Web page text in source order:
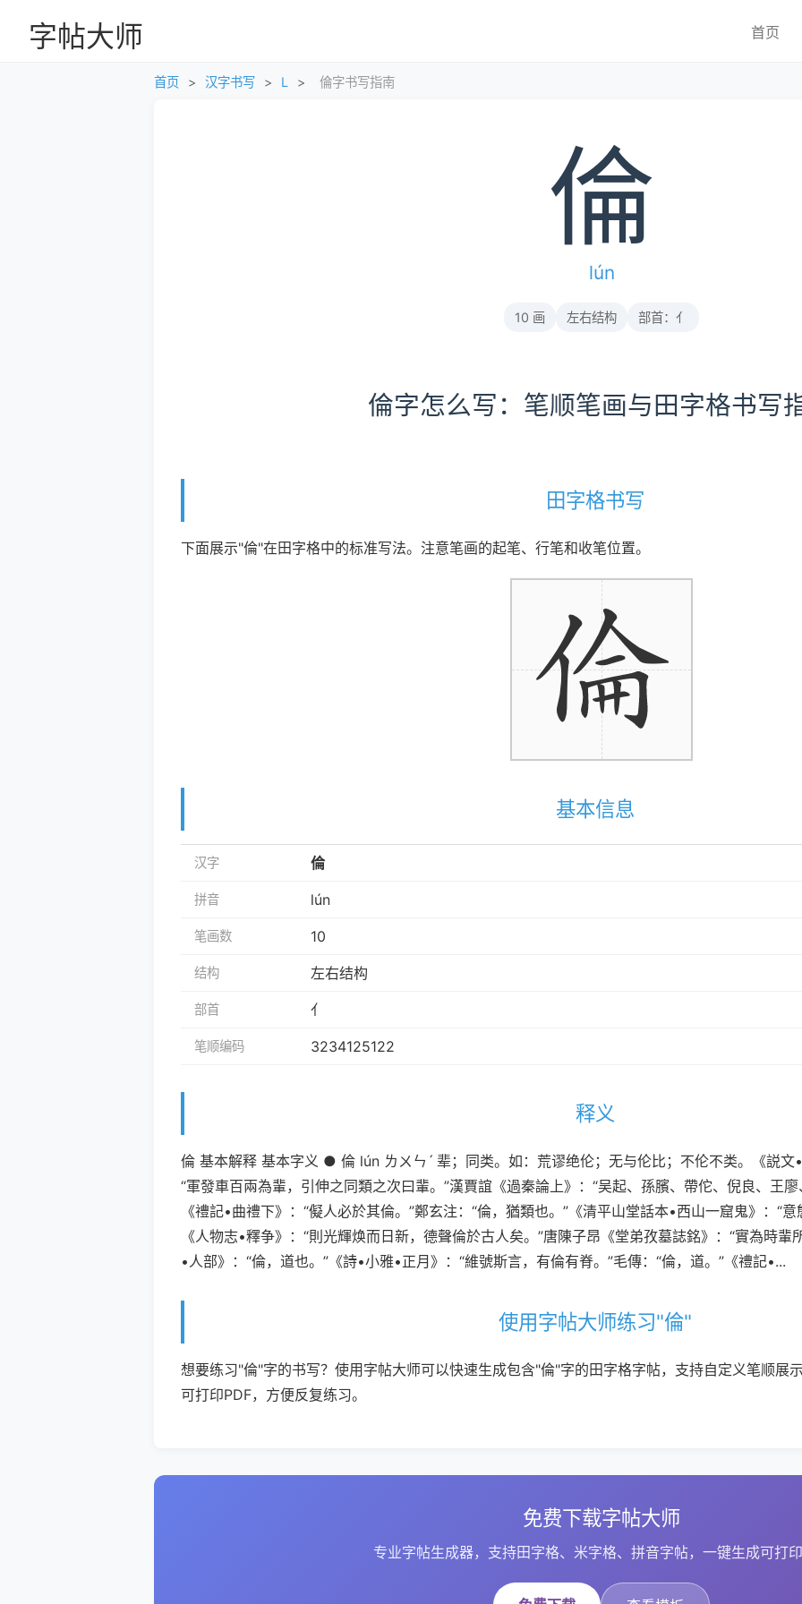
字帖大师 首页
首页 > 汉字书写 > L > 倫字书写指南
倫
lún
10 画 左右结构 部首：亻
倫字怎么写：笔顺笔画与田字格书写
田字格书写
下面展示"倫"在田字格中的标准写法。注意笔画的起笔、行笔和收笔位置。
基本信息
汉字 倫
拼音 lún
笔画数 10
结构 左右结构
部首 亻
笔顺编码 3234125122
释义
倫 基本解释 基本字义 ● 倫 lún ㄌㄨㄣˊ 辈；同类。如：荒谬绝伦；无与伦比；不伦不类。《説文
“軍發車百兩為輩，引伸之同類之次曰輩。”漢賈誼《過秦論上》：“吴起、孫臏、帶佗、倪良、王
《禮記•曲禮下》：“儗人必於其倫。”鄭玄注：“倫，猶類也。”《清平山堂話本•西山一窟鬼》：“
《人物志•釋争》：“則光輝焕而日新，德聲倫於古人矣。”唐陳子昂《堂弟孜墓誌銘》：“實為時
•人部》：“倫，道也。”《詩•小雅•正月》：“維號斯言，有倫有脊。”毛傳：“倫，道。”《禮記•...
使用字帖大师练习"倫"
想要练习"倫"字的书写？使用字帖大师可以快速生成包含"倫"字的田字格字帖，支持自定义笔顺展
可打印PDF，方便反复练习。
免费下载字帖大师
专业字帖生成器，支持田字格、米字格、拼音字帖，一键生成可打